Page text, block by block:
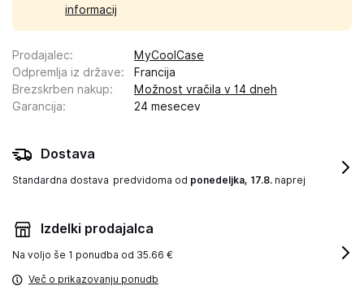
informacij
Prodajalec:
MyCoolCase
Odpremlja iz države:
Francija
Brezskrben nakup:
Možnost vračila v 14 dneh
Garancija: 24 mesecev
Dostava
Standardna dostava predvidoma od ponedeljka, 17.8. naprej
Izdelki prodajalca
Na voljo še 1 ponudba od 35.66 €
Več o prikazovanju ponudb